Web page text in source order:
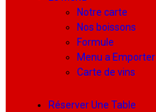
Notre carte
Nos boissons
Formule
Menu a Emporter
Carte de vins
Réserver Une Table